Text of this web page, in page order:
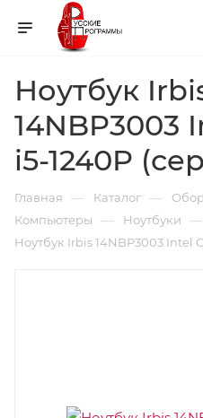
Ноутбук
14NBP3003
i5-1240P
Главная — Каталог —
Компьютеры — Ноутбуки —
Ноутбук Irbis 14NBP3003 Intel